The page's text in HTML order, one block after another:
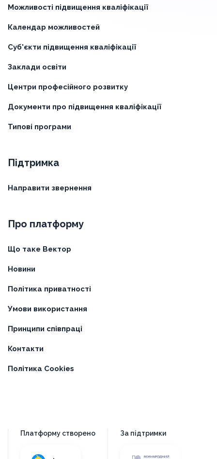
Можливості підвищення кваліфікації
Календар можливостей
Суб'єкти підвищення кваліфікації
Заклади освіти
Центри професійного розвитку
Документи про підвищення кваліфікації
Типові програми
Підтримка
Направити звернення
Про платформу
Що таке Вектор
Новини
Політика приватності
Умови використання
Принципи співпраці
Контакти
Політика Cookies
Платформу створено За підтримки